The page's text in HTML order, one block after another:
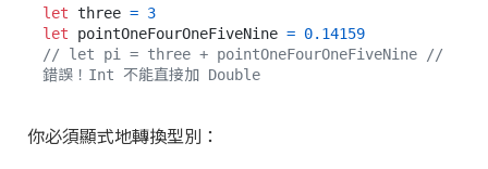
let three = 3
let pointOneFourOneFiveNine = 0.14159
// let pi = three + pointOneFourOneFiveNine //
錯誤！Int 不能直接加 Double
你必須顯式地轉換型別：